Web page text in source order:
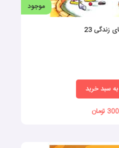
موجود
زندگی 23
سبد خرید